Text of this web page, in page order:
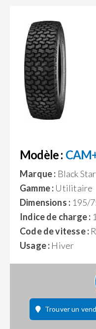
Modèle :
Marque : Black Star
Gamme : Utilitaire
Dimensions : 195/
Indice de charge :
Code de vitesse : R
Usage : Hiver
Trouver un